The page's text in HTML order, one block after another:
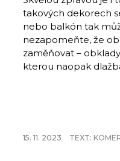
takových dekorech
nebo balkón tak
nezapomeňte, že
zaměňovat –
kterou naopak
15. 11. 2023 TEXT: